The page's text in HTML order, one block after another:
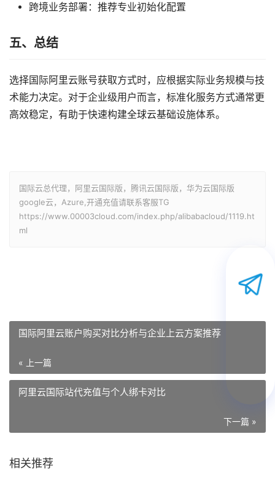
跨境业务部署：推荐专业初始化配置
五、总结
选择国际阿里云账号获取方式时，应根据实际业务规模与技
术能力决定。对于企业级用户而言，标准化服务方式通常更
高效稳定，有助于快速构建全球云基础设施体系。
国际云总代理，阿里云国际版，腾讯云国际版，华为云国际版
google云，Azure,开通充值请联系客服TG
https://www.00003cloud.com/index.php/alibabacloud/1119.ht
ml
国际阿里云账户购买对比分析与企业上云方案推荐
« 上一篇
阿里云国际站代充值与个人绑卡对比
下一篇 »
相关推荐